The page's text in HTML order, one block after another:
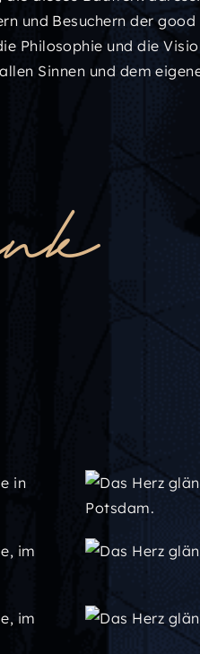
und Besuchern der good
Philosophie und die
Sinnen und dem